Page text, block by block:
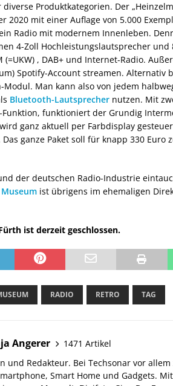
Produktkategorien. Der
2020 mit einer Auflage von 5.000
Radio mit modernem Innenleben.
4-Zoll Hochleistungslautsprecher und
, DAB+ und Internet-Radio.
Spotify-Account streamen. Alternativ
Modul. Man kann also von jedem
Bluetooth-Lautsprecher nutzen. Mit
Funktion, funktioniert der Grundig
ganz aktuell per Farbdisplay
ganze Paket soll für knapp 330 Euro
der deutschen Radio-Industrie
Museum ist übrigens im ehemaligen
ist derzeit geschlossen.
RADIO RETRO TAG
Angerer
1471 Artikel
und Redakteur. Bei Techsonar vor
Smart Home und Gadgets.